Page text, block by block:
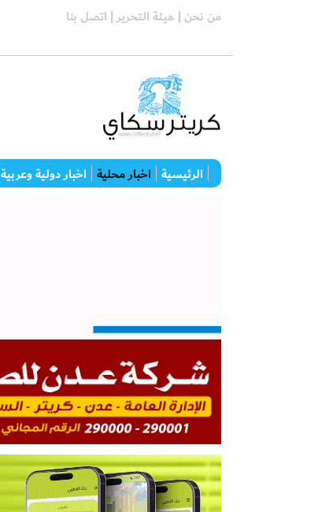
من نحن | هيئة التحرير | اتصل بنا
الرئيسية اخبار محلية اخبار دولية وعربية